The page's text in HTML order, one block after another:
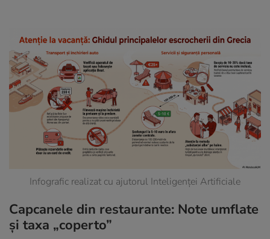
Infografic realizat cu ajutorul Inteligenței Artificiale
Capcanele din restaurante: Note umflate
și taxa „coperto”